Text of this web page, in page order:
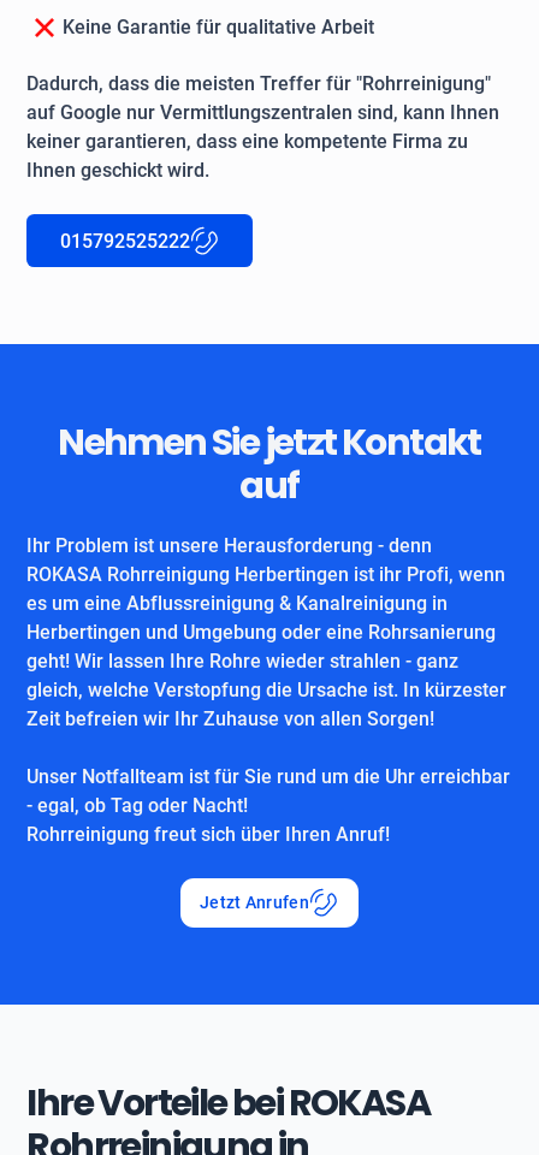
Keine Garantie für qualitative Arbeit
Dadurch, dass die meisten Treffer für "Rohrreinigung"
auf Google nur Vermittlungszentralen sind, kann Ihnen
keiner garantieren, dass eine kompetente Firma zu
Ihnen geschickt wird.
015792525222
Nehmen Sie jetzt Kontakt
auf
Ihr Problem ist unsere Herausforderung - denn
ROKASA Rohrreinigung Herbertingen ist ihr Profi, wenn
es um eine Abflussreinigung & Kanalreinigung in
Herbertingen und Umgebung oder eine Rohrsanierung
geht! Wir lassen Ihre Rohre wieder strahlen - ganz
gleich, welche Verstopfung die Ursache ist. In kürzester
Zeit befreien wir Ihr Zuhause von allen Sorgen!
Unser Notfallteam ist für Sie rund um die Uhr erreichbar
- egal, ob Tag oder Nacht!
Rohrreinigung freut sich über Ihren Anruf!
Jetzt Anrufen
Ihre Vorteile bei ROKASA